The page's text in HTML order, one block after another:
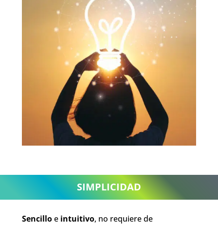
SIMPLICIDAD
Sencilloe intuitivo, no requiere de